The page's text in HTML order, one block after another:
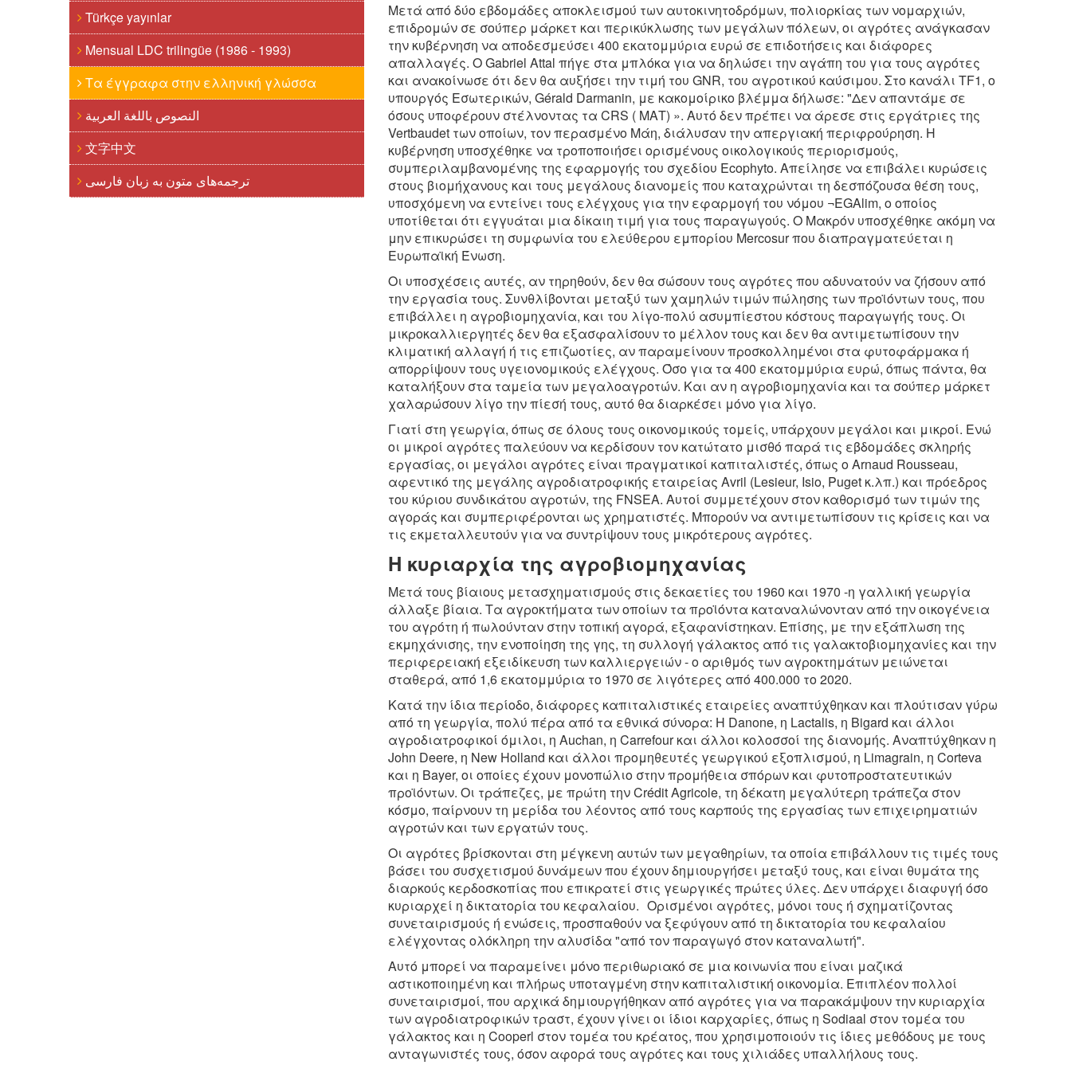
Türkçe yayınlar
Mensual LDC trilingüe (1986 - 1993)
Τα έγγραφα στην ελληνική γλώσσα
النصوص باللغة العربية
文字中文
ترجمه‌های متون به زبان فارسی
Μετά από δύο εβδομάδες αποκλεισμού των αυτοκινητοδρόμων, πολιορκίας των νομαρχιών,
επιδρομών σε σούπερ μάρκετ και περικύκλωσης των μεγάλων πόλεων, οι αγρότες ανάγκασαν
την κυβέρνηση να αποδεσμεύσει 400 εκατομμύρια ευρώ σε επιδοτήσεις και διάφορες
απαλλαγές. Ο Gabriel Attal πήγε στα μπλόκα για να δηλώσει την αγάπη του για τους αγρότες
και ανακοίνωσε ότι δεν θα αυξήσει την τιμή του GNR, του αγροτικού καύσιμου. Στο κανάλι TF1, ο
υπουργός Εσωτερικών, Gérald Darmanin, με κακομοίρικο βλέμμα δήλωσε: "Δεν απαντάμε σε
όσους υποφέρουν στέλνοντας τα CRS ( ΜΑΤ) ». Αυτό δεν πρέπει να άρεσε στις εργάτριες της
Vertbaudet των οποίων, τον περασμένο Μάη, διάλυσαν την απεργιακή περιφρούρηση. Η
κυβέρνηση υποσχέθηκε να τροποποιήσει ορισμένους οικολογικούς περιορισμούς,
συμπεριλαμβανομένης της εφαρμογής του σχεδίου Ecophyto. Απείλησε να επιβάλει κυρώσεις
στους βιομήχανους και τους μεγάλους διανομείς που καταχρώνται τη δεσπόζουσα θέση τους,
υποσχόμενη να εντείνει τους ελέγχους για την εφαρμογή του νόμου ¬EGAlim, ο οποίος
υποτίθεται ότι εγγυάται μια δίκαιη τιμή για τους παραγωγούς. Ο Μακρόν υποσχέθηκε ακόμη να
μην επικυρώσει τη συμφωνία του ελεύθερου εμπορίου Mercosur που διαπραγματεύεται η
Ευρωπαϊκή Ένωση.
Οι υποσχέσεις αυτές, αν τηρηθούν, δεν θα σώσουν τους αγρότες που αδυνατούν να ζήσουν από
την εργασία τους. Συνθλίβονται μεταξύ των χαμηλών τιμών πώλησης των προϊόντων τους, που
επιβάλλει η αγροβιομηχανία, και του λίγο-πολύ ασυμπίεστου κόστους παραγωγής τους. Οι
μικροκαλλιεργητές δεν θα εξασφαλίσουν το μέλλον τους και δεν θα αντιμετωπίσουν την
κλιματική αλλαγή ή τις επιζωοτίες, αν παραμείνουν προσκολλημένοι στα φυτοφάρμακα ή
απορρίψουν τους υγειονομικούς ελέγχους. Όσο για τα 400 εκατομμύρια ευρώ, όπως πάντα, θα
καταλήξουν στα ταμεία των μεγαλοαγροτών. Και αν η αγροβιομηχανία και τα σούπερ μάρκετ
χαλαρώσουν λίγο την πίεσή τους, αυτό θα διαρκέσει μόνο για λίγο.
Γιατί στη γεωργία, όπως σε όλους τους οικονομικούς τομείς, υπάρχουν μεγάλοι και μικροί. Ενώ
οι μικροί αγρότες παλεύουν να κερδίσουν τον κατώτατο μισθό παρά τις εβδομάδες σκληρής
εργασίας, οι μεγάλοι αγρότες είναι πραγματικοί καπιταλιστές, όπως ο Arnaud Rousseau,
αφεντικό της μεγάλης αγροδιατροφικής εταιρείας Avril (Lesieur, Isio, Puget κ.λπ.) και πρόεδρος
του κύριου συνδικάτου αγροτών, της FNSEA. Αυτοί συμμετέχουν στον καθορισμό των τιμών της
αγοράς και συμπεριφέρονται ως χρηματιστές. Μπορούν να αντιμετωπίσουν τις κρίσεις και να
τις εκμεταλλευτούν για να συντρίψουν τους μικρότερους αγρότες.
Η κυριαρχία της αγροβιομηχανίας
Μετά τους βίαιους μετασχηματισμούς στις δεκαετίες του 1960 και 1970 -η γαλλική γεωργία
άλλαξε βίαια. Τα αγροκτήματα των οποίων τα προϊόντα καταναλώνονταν από την οικογένεια
του αγρότη ή πωλούνταν στην τοπική αγορά, εξαφανίστηκαν. Επίσης, με την εξάπλωση της
εκμηχάνισης, την ενοποίηση της γης, τη συλλογή γάλακτος από τις γαλακτοβιομηχανίες και την
περιφερειακή εξειδίκευση των καλλιεργειών - ο αριθμός των αγροκτημάτων μειώνεται
σταθερά, από 1,6 εκατομμύρια το 1970 σε λιγότερες από 400.000 το 2020.
Κατά την ίδια περίοδο, διάφορες καπιταλιστικές εταιρείες αναπτύχθηκαν και πλούτισαν γύρω
από τη γεωργία, πολύ πέρα από τα εθνικά σύνορα: Η Danone, η Lactalis, η Bigard και άλλοι
αγροδιατροφικοί όμιλοι, η Auchan, η Carrefour και άλλοι κολοσσοί της διανομής. Αναπτύχθηκαν η
John Deere, η New Holland και άλλοι προμηθευτές γεωργικού εξοπλισμού, η Limagrain, η Corteva
και η Bayer, οι οποίες έχουν μονοπώλιο στην προμήθεια σπόρων και φυτοπροστατευτικών
προϊόντων. Οι τράπεζες, με πρώτη την Crédit Agricole, τη δέκατη μεγαλύτερη τράπεζα στον
κόσμο, παίρνουν τη μερίδα του λέοντος από τους καρπούς της εργασίας των επιχειρηματιών
αγροτών και των εργατών τους.
Οι αγρότες βρίσκονται στη μέγκενη αυτών των μεγαθηρίων, τα οποία επιβάλλουν τις τιμές τους
βάσει του συσχετισμού δυνάμεων που έχουν δημιουργήσει μεταξύ τους, και είναι θυμάτα της
διαρκούς κερδοσκοπίας που επικρατεί στις γεωργικές πρώτες ύλες. Δεν υπάρχει διαφυγή όσο
κυριαρχεί η δικτατορία του κεφαλαίου. Ορισμένοι αγρότες, μόνοι τους ή σχηματίζοντας
συνεταιρισμούς ή ενώσεις, προσπαθούν να ξεφύγουν από τη δικτατορία του κεφαλαίου
ελέγχοντας ολόκληρη την αλυσίδα "από τον παραγωγό στον καταναλωτή".
Αυτό μπορεί να παραμείνει μόνο περιθωριακό σε μια κοινωνία που είναι μαζικά
αστικοποιημένη και πλήρως υποταγμένη στην καπιταλιστική οικονομία. Επιπλέον πολλοί
συνεταιρισμοί, που αρχικά δημιουργήθηκαν από αγρότες για να παρακάμψουν την κυριαρχία
των αγροδιατροφικών τραστ, έχουν γίνει οι ίδιοι καρχαρίες, όπως η Sodiaal στον τομέα του
γάλακτος και η Cooperl στον τομέα του κρέατος, που χρησιμοποιούν τις ίδιες μεθόδους με τους
ανταγωνιστές τους, όσον αφορά τους αγρότες και τους χιλιάδες υπαλλήλους τους.